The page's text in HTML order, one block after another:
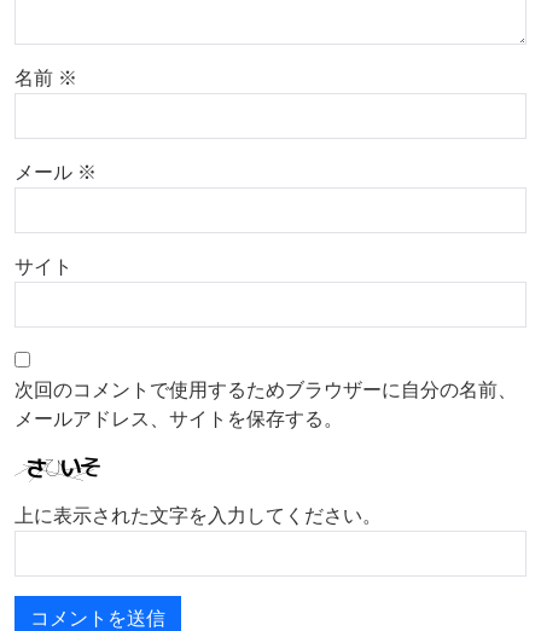
名前 ※
メール ※
サイト
次回のコメントで使用するためブラウザーに自分の名前、
メールアドレス、サイトを保存する。
上に表示された文字を入力してください。